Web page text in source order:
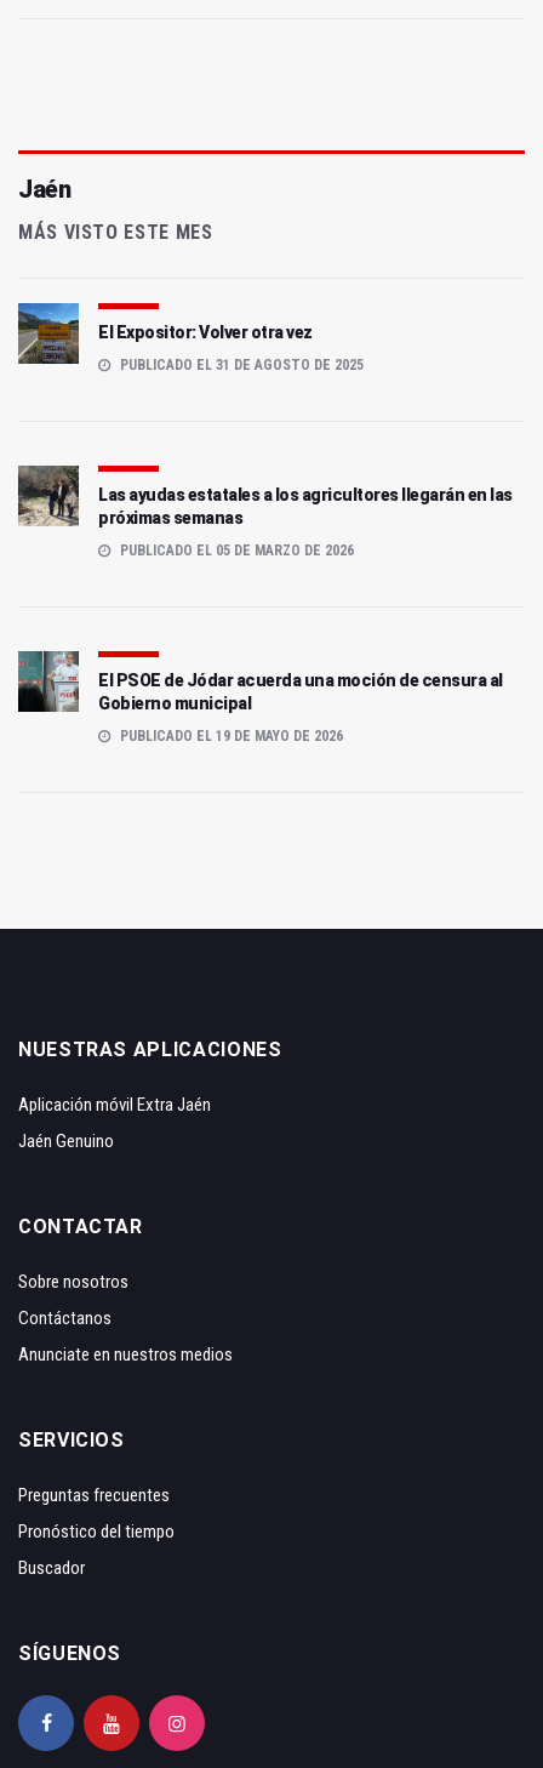
Jaén
MÁS VISTO ESTE MES
El Expositor: Volver otra vez
PUBLICADO EL 31 DE AGOSTO DE 2025
Las ayudas estatales a los agricultores llegarán en las
próximas semanas
PUBLICADO EL 05 DE MARZO DE 2026
El PSOE de Jódar acuerda una moción de censura al
Gobierno municipal
PUBLICADO EL 19 DE MAYO DE 2026
NUESTRAS APLICACIONES
Aplicación móvil Extra Jaén
Jaén Genuino
CONTACTAR
Sobre nosotros
Contáctanos
Anunciate en nuestros medios
SERVICIOS
Preguntas frecuentes
Pronóstico del tiempo
Buscador
SÍGUENOS